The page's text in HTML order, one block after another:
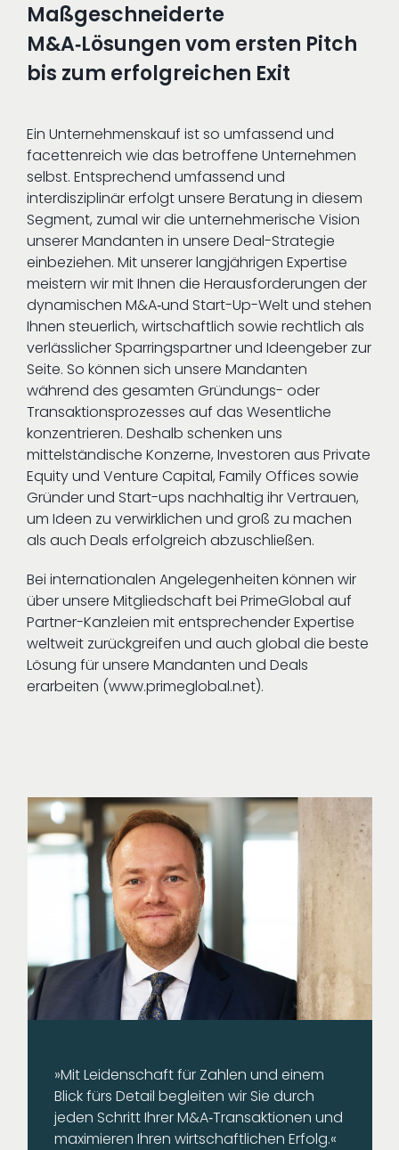
Maßgeschneiderte
M&A‑Lösungen vom ersten Pitch
bis zum erfolgreichen Exit
Ein Unternehmenskauf ist so umfassend und
facettenreich wie das betroffene Unternehmen
selbst. Entsprechend umfassend und
interdisziplinär erfolgt unsere Beratung in diesem
Segment, zumal wir die unternehmerische Vision
unserer Mandanten in unsere Deal-Strategie
einbeziehen. Mit unserer langjährigen Expertise
meistern wir mit Ihnen die Herausforderungen der
dynamischen M&A‑und Start-Up-Welt und stehen
Ihnen steuerlich, wirtschaftlich sowie rechtlich als
verlässlicher Sparringspartner und Ideengeber zur
Seite. So können sich unsere Mandanten
während des gesamten Gründungs- oder
Transaktionsprozesses auf das Wesentliche
konzentrieren. Deshalb schenken uns
mittelständische Konzerne, Investoren aus Private
Equity und Venture Capital, Family Offices sowie
Gründer und Start-ups nachhaltig ihr Vertrauen,
um Ideen zu verwirklichen und groß zu machen
als auch Deals er­folg­reich ab­zu­schlie­ßen.
Bei internationalen Angelegenheiten können wir
über unsere Mitgliedschaft bei PrimeGlobal auf
Partner-Kanzleien mit entsprechender Expertise
weltweit zurückgreifen und auch global die beste
Lösung für unsere Mandanten und Deals
erarbeiten (www​.primeglobal​.net).
»Mit Leidenschaft für Zahlen und einem
Blick fürs Detail begleiten wir Sie durch
jeden Schritt Ihrer M&A‑Transaktionen und
maximieren Ihren wirtschaftlichen Erfolg.«